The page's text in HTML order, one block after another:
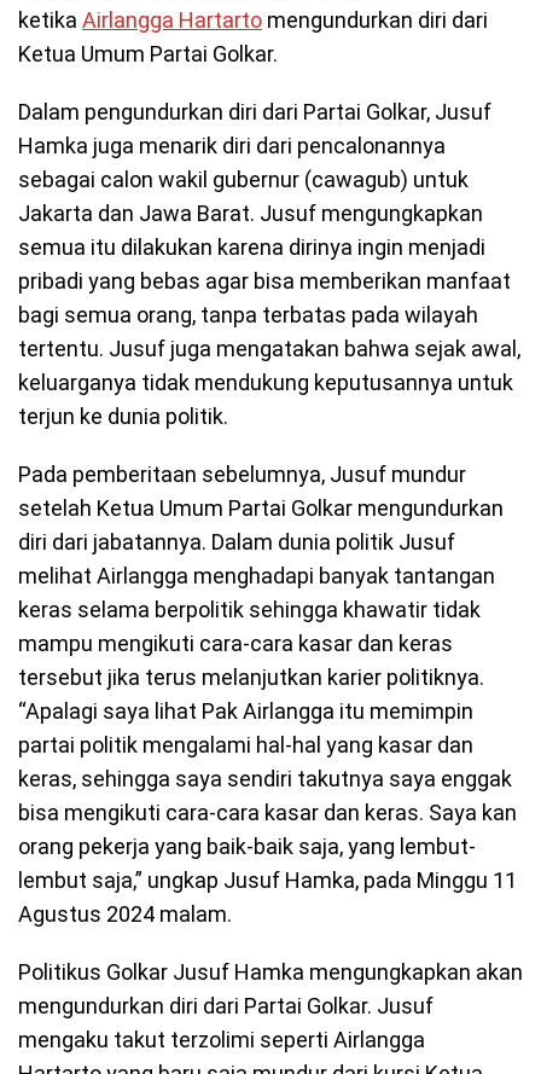
ketika Airlangga Hartarto mengundurkan diri dari
Ketua Umum Partai Golkar.
Dalam pengundurkan diri dari Partai Golkar, Jusuf
Hamka juga menarik diri dari pencalonannya
sebagai calon wakil gubernur (cawagub) untuk
Jakarta dan Jawa Barat. Jusuf mengungkapkan
semua itu dilakukan karena dirinya ingin menjadi
pribadi yang bebas agar bisa memberikan manfaat
bagi semua orang, tanpa terbatas pada wilayah
tertentu. Jusuf juga mengatakan bahwa sejak awal,
keluarganya tidak mendukung keputusannya untuk
terjun ke dunia politik.
Pada pemberitaan sebelumnya, Jusuf mundur
setelah Ketua Umum Partai Golkar mengundurkan
diri dari jabatannya. Dalam dunia politik Jusuf
melihat Airlangga menghadapi banyak tantangan
keras selama berpolitik sehingga khawatir tidak
mampu mengikuti cara-cara kasar dan keras
tersebut jika terus melanjutkan karier politiknya.
“Apalagi saya lihat Pak Airlangga itu memimpin
partai politik mengalami hal-hal yang kasar dan
keras, sehingga saya sendiri takutnya saya enggak
bisa mengikuti cara-cara kasar dan keras. Saya kan
orang pekerja yang baik-baik saja, yang lembut-
lembut saja,” ungkap Jusuf Hamka, pada Minggu 11
Agustus 2024 malam.
Politikus Golkar Jusuf Hamka mengungkapkan akan
mengundurkan diri dari Partai Golkar. Jusuf
mengaku takut terzolimi seperti Airlangga